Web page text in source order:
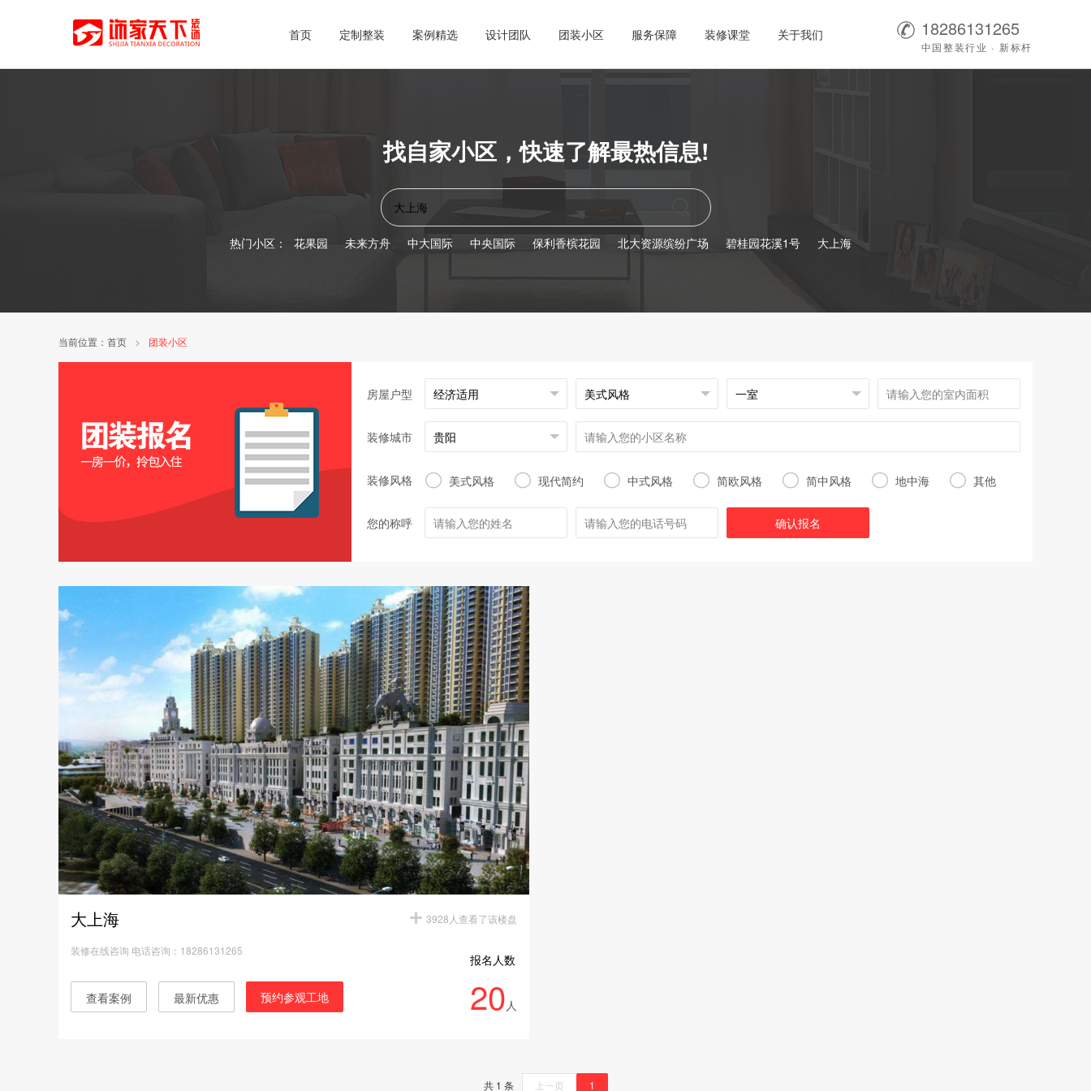
首页 定制整装 案例精选 设计团队 团装小区 服务保障 装修课堂 关于我们 18286131265
中国整装行业 · 新标杆
找自家小区，快速了解最热信息!
热门小区： 花果园 未来方舟 中大国际 中央国际 保利香槟花园 北大资源缤纷广场 碧桂园花溪1号 大上海
当前位置： 首页 > 团装小区
房屋户型
装修城市
装修风格  美式风格  现代简约  中式风格  简欧风格  简中风格  地中海  其他
您的称呼 确认报名
大上海 3928人查看了该楼盘
装修在线咨询 电话咨询：18286131265
查看案例 最新优惠 预约参观工地
报名人数
20人
共 1 条 上一页 1